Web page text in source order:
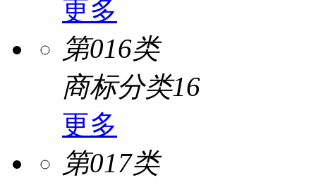
更多
第016类
商标分类16
更多
第017类